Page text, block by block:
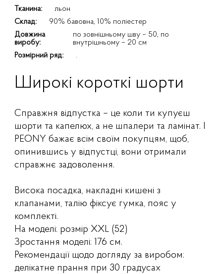
Тканина:
льон
Склад:
90% бавовна, 10% поліестер
Довжина
виробу:
по зовнішньому шву – 50, по
внутрішньому – 20 см
Розмірний ряд:
.
Широкі короткі шорти
Справжня відпустка – це коли ти купуєш
шорти та капелюх, а не шпалери та ламінат. І
PEONY бажає всім своїм покупцям, щоб,
опинившись у відпустці, вони отримали
справжнє задоволення.
Висока посадка, накладні кишені з
клапанами, талію фіксує гумка, пояс у
комплекті.
На моделі: розмір XXL (52)
Зростання моделі: 176 см.
Рекомендації щодо догляду за виробом:
делікатне прання при 30 градусах